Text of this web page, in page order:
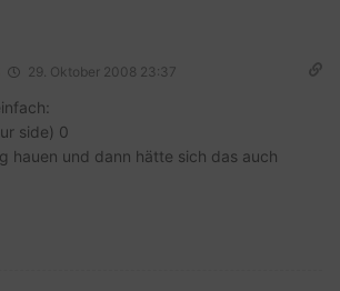
29. Oktober 2008 23:37
side) 0
hauen und dann hätte sich das auch